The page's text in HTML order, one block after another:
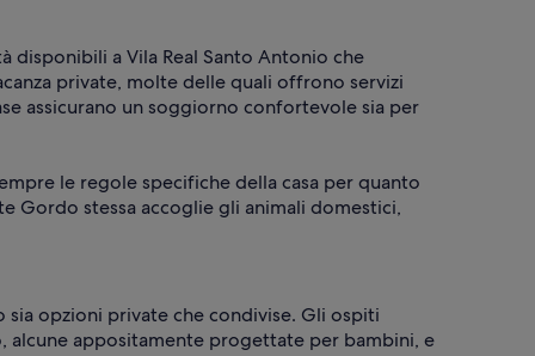
disponibili a Vila Real Santo Antonio che
private, molte delle quali offrono servizi
assicurano un soggiorno confortevole sia per
le regole specifiche della casa per quanto
Gordo stessa accoglie gli animali domestici,
sia opzioni private che condivise. Gli ospiti
alcune appositamente progettate per bambini, e